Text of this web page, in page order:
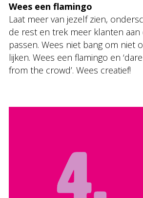
Wees een flamingo
Laat meer van jezelf zien,
de rest en trek meer klanten aan
passen. Wees niet bang om niet
lijken. Wees een flamingo en
from the crowd’. Wees creatief!